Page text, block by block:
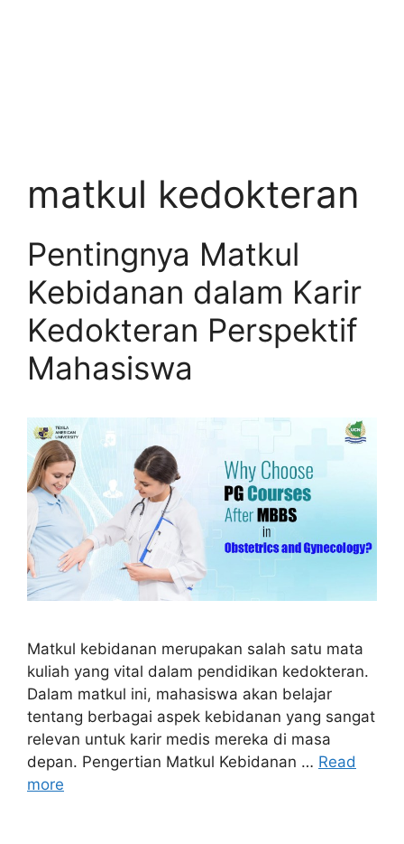
matkul kedokteran
Pentingnya Matkul
Kebidanan dalam Karir
Kedokteran Perspektif
Mahasiswa
Matkul kebidanan merupakan salah satu mata
kuliah yang vital dalam pendidikan kedokteran.
Dalam matkul ini, mahasiswa akan belajar
tentang berbagai aspek kebidanan yang sangat
relevan untuk karir medis mereka di masa
depan. Pengertian Matkul Kebidanan … Read
more